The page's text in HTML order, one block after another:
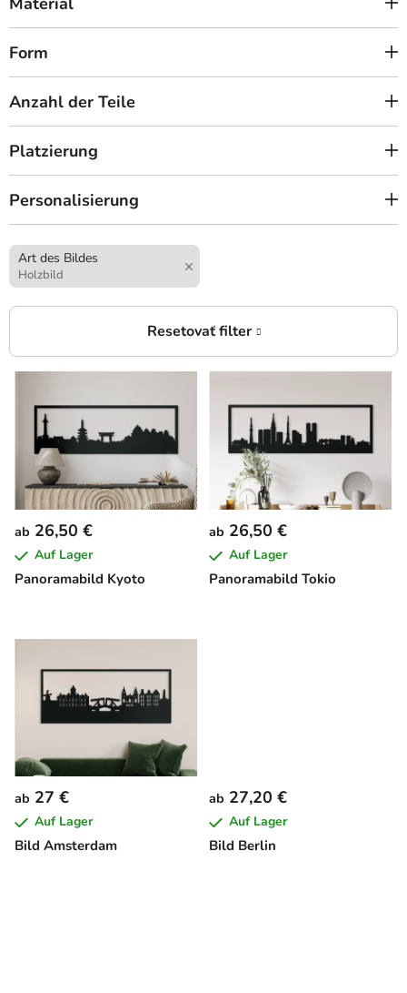
Form
Anzahl der Teile
Platzierung
Personalisierung
Art des Bildes
Holzbild
L
d
e
r
P
r
d
Panoramabild Kyoto
ab 26,50 €
Auf Lager
Panoramabild Tokio
ab 26,50 €
Auf Lager
Bild Amsterdam
ab 27 €
Auf Lager
Bild Berlin
ab 27,20 €
Auf Lager